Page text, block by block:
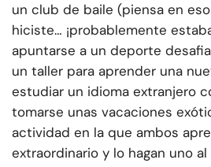
un club de baile (piensa en
hiciste… ¡probablemente
apuntarse a un deporte
un taller para aprender una
estudiar un idioma extranjero
tomarse unas vacaciones
actividad en la que ambos
extraordinario y lo hagan uno